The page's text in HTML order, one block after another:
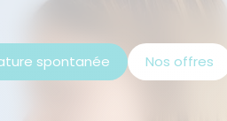
spontanée Nos offres